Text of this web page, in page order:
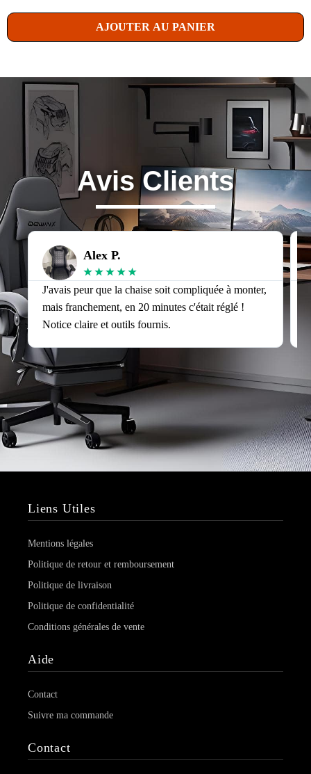
AJOUTER AU PANIER
Avis Clients
Alex P.
★ ★ ★ ★ ★
J'avais peur que la chaise soit compliquée à monter,
mais franchement, en 20 minutes c'était réglé !
Notice claire et outils fournis.
Liens Utiles
Mentions légales
Politique de retour et remboursement
Politique de livraison
Politique de confidentialité
Conditions générales de vente
Aide
Contact
Suivre ma commande
Contact